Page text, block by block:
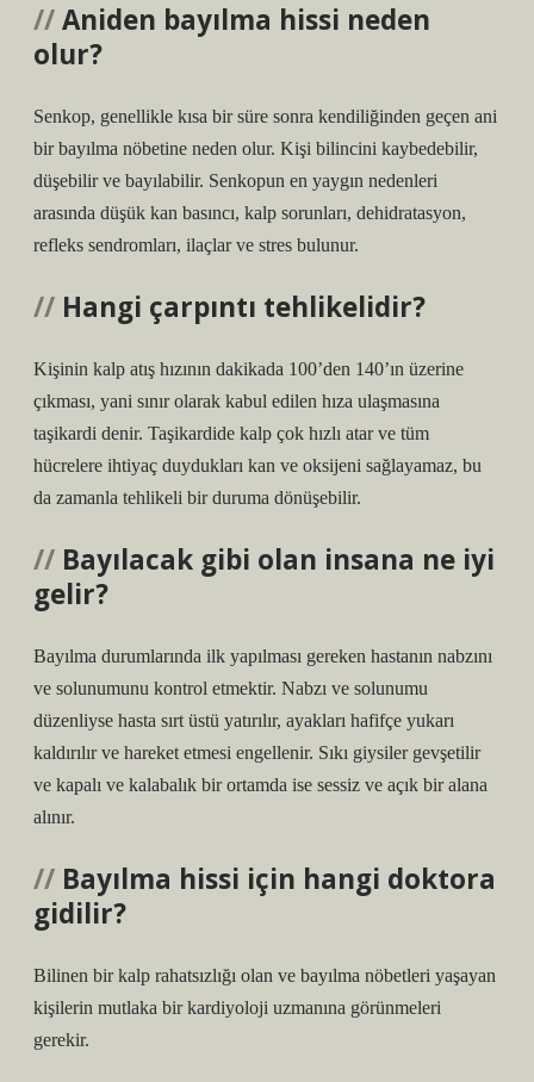
Aniden bayılma hissi neden
olur?
Senkop, genellikle kısa bir süre sonra kendiliğinden geçen ani
bir bayılma nöbetine neden olur. Kişi bilincini kaybedebilir,
düşebilir ve bayılabilir. Senkopun en yaygın nedenleri
arasında düşük kan basıncı, kalp sorunları, dehidratasyon,
refleks sendromları, ilaçlar ve stres bulunur.
Hangi çarpıntı tehlikelidir?
Kişinin kalp atış hızının dakikada 100’den 140’ın üzerine
çıkması, yani sınır olarak kabul edilen hıza ulaşmasına
taşikardi denir. Taşikardide kalp çok hızlı atar ve tüm
hücrelere ihtiyaç duydukları kan ve oksijeni sağlayamaz, bu
da zamanla tehlikeli bir duruma dönüşebilir.
Bayılacak gibi olan insana ne iyi
gelir?
Bayılma durumlarında ilk yapılması gereken hastanın nabzını
ve solunumunu kontrol etmektir. Nabzı ve solunumu
düzenliyse hasta sırt üstü yatırılır, ayakları hafifçe yukarı
kaldırılır ve hareket etmesi engellenir. Sıkı giysiler gevşetilir
ve kapalı ve kalabalık bir ortamda ise sessiz ve açık bir alana
alınır.
Bayılma hissi için hangi doktora
gidilir?
Bilinen bir kalp rahatsızlığı olan ve bayılma nöbetleri yaşayan
kişilerin mutlaka bir kardiyoloji uzmanına görünmeleri
gerekir.